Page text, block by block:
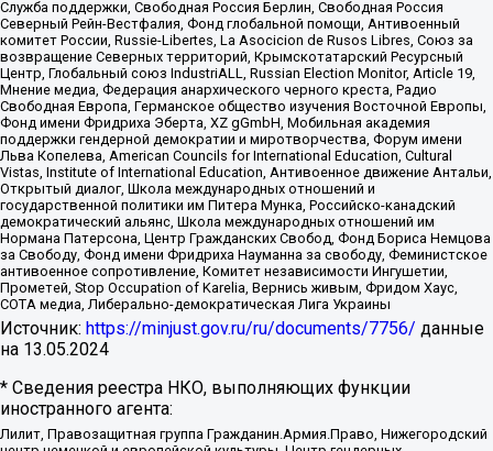
Служба поддержки, Свободная Россия Берлин, Свободная Россия
Северный Рейн-Вестфалия, Фонд глобальной помощи, Антивоенный
комитет России, Russie-Libertes, La Asocicion de Rusos Libres, Союз за
возвращение Северных территорий, Крымскотатарский Ресурсный
Центр, Глобальный союз IndustriALL, Russian Election Monitor, Article 19,
Мнение медиа, Федерация анархического черного креста, Радио
Свободная Европа, Германское общество изучения Восточной Европы,
Фонд имени Фридриха Эберта, XZ gGmbH, Мобильная академия
поддержки гендерной демократии и миротворчества, Форум имени
Льва Копелева, American Councils for International Education, Cultural
Vistas, Institute of International Education, Антивоенное движение Антальи,
Открытый диалог, Школа международных отношений и
государственной политики им Питера Мунка, Российско-канадский
демократический альянс, Школа международных отношений им
Нормана Патерсона, Центр Гражданских Свобод, Фонд Бориса Немцова
за Свободу, Фонд имени Фридриха Науманна за свободу, Феминистское
антивоенное сопротивление, Комитет независимости Ингушетии,
Прометей, Stop Occupation of Karelia, Вернись живым, Фридом Хаус,
СОТА медиа, Либерально-демократическая Лига Украины
Источник: https://minjust.gov.ru/ru/documents/7756/ данные
на 13.05.2024
* Сведения реестра НКО, выполняющих функции
иностранного агента:
Лилит, Правозащитная группа Гражданин.Армия.Право, Нижегородский